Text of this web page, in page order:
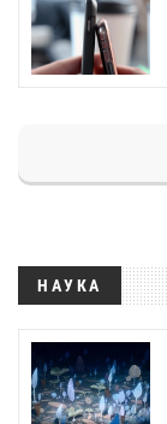
НАУКА